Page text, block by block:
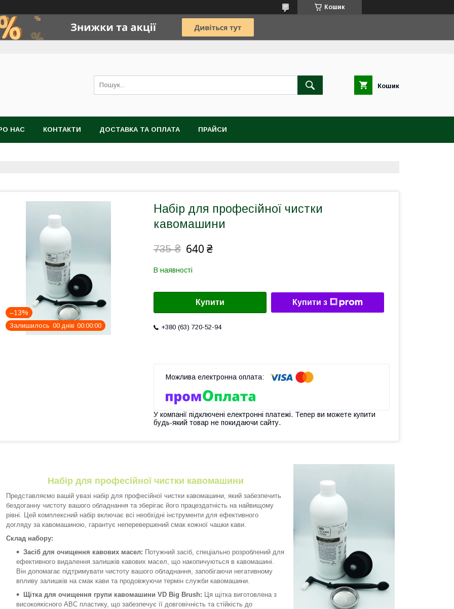
Кошик
Кошик
НАС КОНТАКТИ ДОСТАВКА ТА ОПЛАТА ПРАЙСИ
–13%
Залишилось 00 днів 00 00 00
Набір для професійної чистки
кавомашини
735 ₴ 640 ₴
В наявності
Купити Купити з
+380 (63) 720-52-94
У компанії підключені електронні платежі. Тепер ви можете купити
будь-який товар не покидаючи сайту.
Набір для професійної чистки кавомашини
Представляємо вашій увазі набір для професійної чистки кавомашини, який забезпечить
бездоганну чистоту вашого обладнання та зберігає його працездатність на найвищому
рівні. Цей комплексний набір включає всі необхідні інструменти для ефективного
догляду за кавомашиною, гарантує неперевершений смак кожної чашки кави.
Склад набору:
Засіб для очищення кавових масел: Потужний засіб, спеціально розроблений для
ефективного видалення залишків кавових масел, що накопичуються в кавомашині.
Він допомагає підтримувати чистоту вашого обладнання, запобігаючи негативному
впливу залишків на смак кави та продовжуючи термін служби кавомашини.
Щітка для очищення групи кавомашини VD Big Brush: Ця щітка виготовлена з
високоякісного АВС пластику, що забезпечує її довговічність та стійкість до